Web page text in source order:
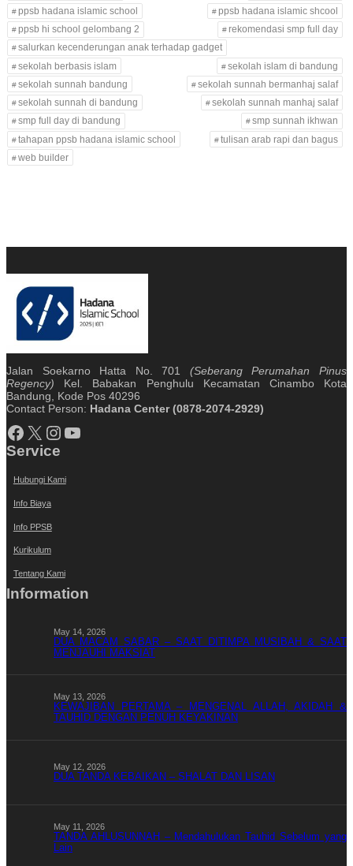
ppsb hadana islamic school
ppsb hadana islamic shcool
ppsb hi school gelombang 2
rekomendasi smp full day
salurkan kecenderungan anak terhadap gadget
sekolah berbasis islam
sekolah islam di bandung
sekolah sunnah bandung
sekolah sunnah bermanhaj salaf
sekolah sunnah di bandung
sekolah sunnah manhaj salaf
smp full day di bandung
smp sunnah ikhwan
tahapan ppsb hadana islamic school
tulisan arab rapi dan bagus
web builder
Jalan Soekarno Hatta No. 701 (Seberang Perumahan Pinus
Regency) Kel. Babakan Penghulu Kecamatan Cinambo Kota
Bandung, Kode Pos 40296
Contact Person: Hadana Center (0878-2074-2929)
Facebook X Instagram YouTube
Service
Hubungi Kami
Info Biaya
Info PPSB
Kurikulum
Tentang Kami
Information
May 14, 2026
DUA MACAM SABAR – SAAT DITIMPA MUSIBAH & SAAT
MENJAUHI MAKSIAT
May 13, 2026
KEWAJIBAN PERTAMA – MENGENAL ALLAH, AKIDAH &
TAUHID DENGAN PENUH KEYAKINAN
May 12, 2026
DUA TANDA KEBAIKAN – SHALAT DAN LISAN
May 11, 2026
TANDA AHLUSUNNAH – Mendahulukan Tauhid Sebelum yang
Lain